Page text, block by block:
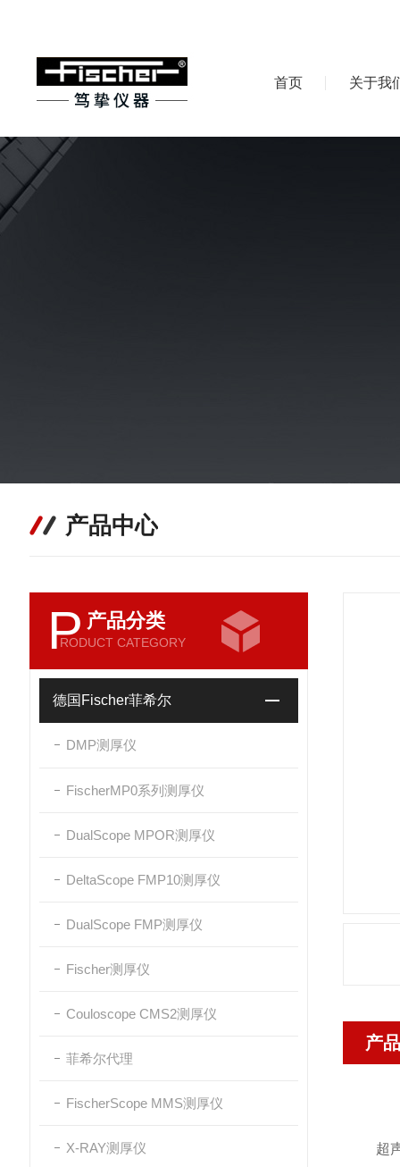
首页 关于我
产品中心
P 产品分类
RODUCT CATEGORY
德国Fischer菲希尔
DMP测厚仪
FischerMP0系列测厚仪
DualScope MPOR测厚仪
DeltaScope FMP10测厚仪
DualScope FMP测厚仪
Fischer测厚仪
Couloscope CMS2测厚仪
菲希尔代理
FischerScope MMS测厚仪
X-RAY测厚仪
产
超